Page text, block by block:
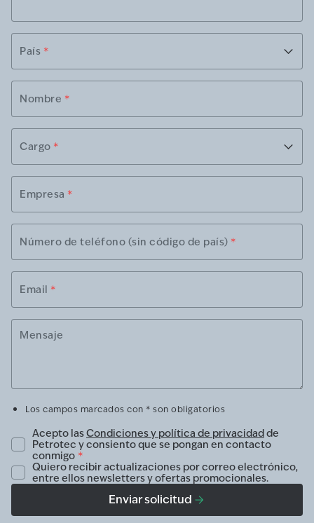
País *
Nombre *
Cargo *
Empresa *
Número de teléfono (sin código de país) *
Email *
Mensaje
Los campos marcados con * son obligatorios
Acepto lasCondiciones y política de privacidadde
Petrotec y consiento que se pongan en contacto
conmigo *
Quiero recibir actualizaciones por correo electrónico,
entre ellos newsletters y ofertas promocionales.
Enviar solicitud